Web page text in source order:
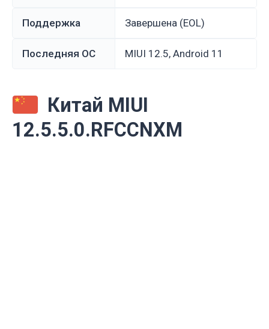
Поддержка Завершена (EOL)
Последняя ОС MIUI 12.5, Android 11
Китай MIUI
12.5.5.0.RFCCNXM